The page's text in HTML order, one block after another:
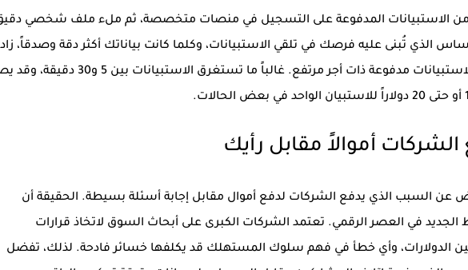
من الاستبيانات المدفوعة على التسجيل في منصات متخصصة، ثم ملء ملف شخصي
الذي تُبنى عليه فرصك في تلقي الاستبيانات، وكلما كانت بياناتك أكثر دقة وصدقاً،
احتمالية دعوتك لاستبيانات مدفوعة ذات أجر مرتفع. غالباً ما تستغرق الاستبيانات بين 5
الشركات أموالاً مقابل رأيك
عن السبب الذي يدفع الشركات لدفع أموال مقابل إجابة أسئلة بسيطة. الحقيقة أن
الجديد في العصر الرقمي. تعتمد الشركات الكبرى على أبحاث السوق لاتخاذ قرارات
الدولارات، وأي خطأ في فهم سلوك المستهلك قد يكلفها خسائر فادحة. لذلك، تفضل